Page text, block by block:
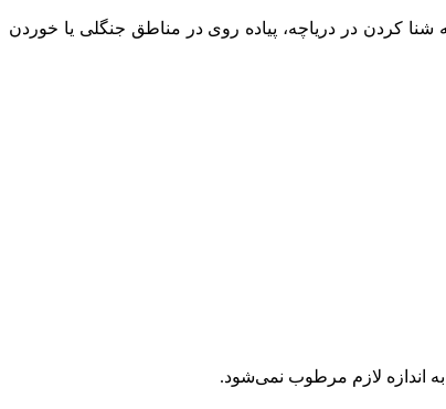
شنا کردن در دریاچه، پیاده روی در مناطق جنگلی یا خوردن
اندازه لازم مرطوب نمی‌شود.